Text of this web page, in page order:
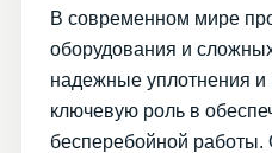
В современном мире
оборудования и
надежные уплотнения и
ключевую роль в
бесперебойной